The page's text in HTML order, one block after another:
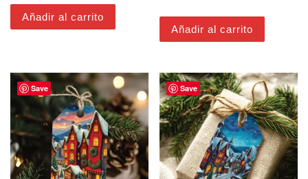
Añadir al carrito
Añadir al carrito
Save Save